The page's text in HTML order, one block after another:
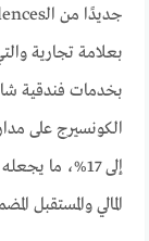
بعلامة تجارية
بخدمات فندقية
الكونسيرج على
إلى 17%، ما
المالي والمستقبل